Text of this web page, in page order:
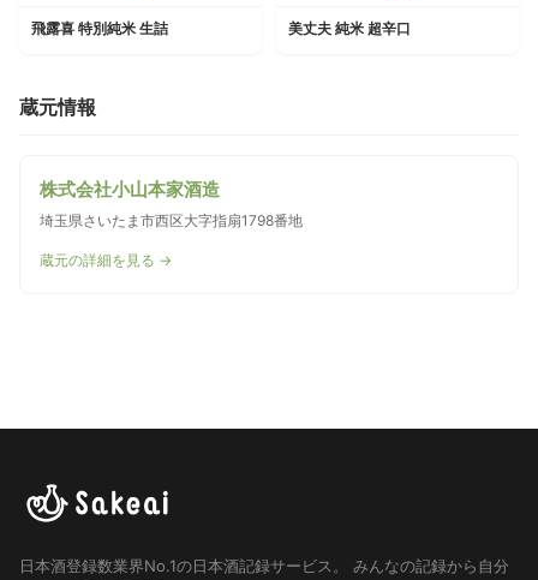
飛露喜 特別純米 生詰 美丈夫 純米 超辛口
蔵元情報
株式会社小山本家酒造
埼玉県さいたま市西区大字指扇1798番地
蔵元の詳細を見る →
日本酒登録数業界No.1の日本酒記録サービス。
みんなの記録から自分